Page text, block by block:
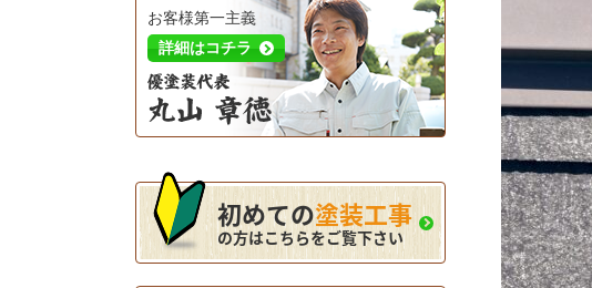
お客様第一主義
詳細はコチラ
初めての塗装工事
の方はこちらをご覧下さい